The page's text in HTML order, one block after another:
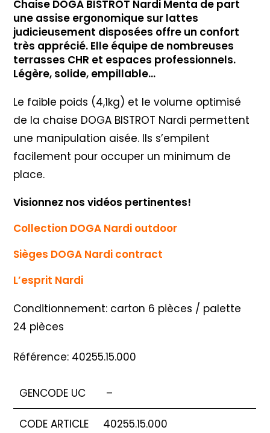
Chaise DOGA BISTROT Nardi Menta de part
une assise ergonomique sur lattes
judicieusement disposées offre un confort
très apprécié. Elle équipe de nombreuses
terrasses CHR et espaces professionnels.
Légère, solide, empillable…
Le faible poids (4,1kg) et le volume optimisé
de la chaise DOGA BISTROT Nardi permettent
une manipulation aisée. Ils s’empilent
facilement pour occuper un minimum de
place.
Visionnez nos vidéos pertinentes!
Collection DOGA Nardi outdoor
Sièges DOGA Nardi contract
L’esprit Nardi
Conditionnement: carton 6 pièces / palette
24 pièces
Référence: 40255.15.000
GENCODE UC –
CODE ARTICLE 40255.15.000